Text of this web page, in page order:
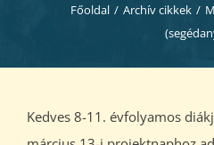
Főoldal / Archív cikkek /
Kedves 8-11. évfolyamos